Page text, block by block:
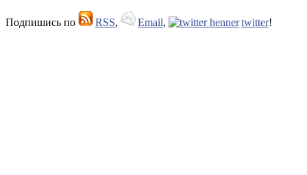
Подпишись по RSS, Email, twitter!